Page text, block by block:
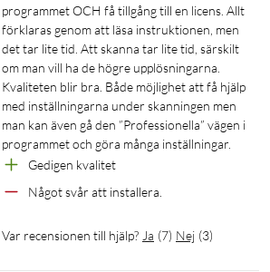
programmet OCH få tillgång till en licens. Allt
förklaras genom att läsa instruktionen, men
det tar lite tid. Att skanna tar lite tid, särskilt
om man vill ha de högre upplösningarna.
Kvaliteten blir bra. Både möjlighet att få hjälp
med inställningarna under skanningen men
man kan även gå den ”Professionella” vägen i
programmet och göra många inställningar.
Gedigen kvalitet
Något svår att installera.
Var recensionen till hjälp? Ja (7) Nej (3)